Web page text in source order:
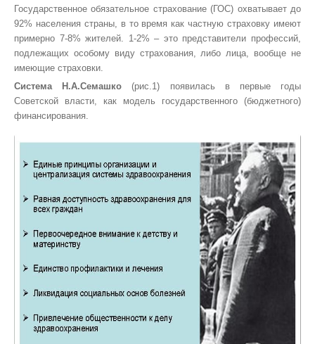
Государственное обязательное страхование (ГОС) охватывает до
92% населения страны, в то время как частную страховку имеют
примерно 7-8% жителей. 1-2% – это представители профессий,
подлежащих особому виду страхования, либо лица, вообще не
имеющие страховки.
Система Н.А.Семашко (рис.1) появилась в первые годы
Советской власти, как модель государственного (бюджетного)
финансирования.